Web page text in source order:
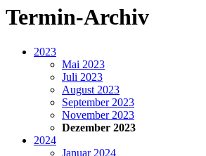
Termin-Archiv
2023
Mai 2023
Juli 2023
August 2023
September 2023
November 2023
Dezember 2023
2024
Januar 2024